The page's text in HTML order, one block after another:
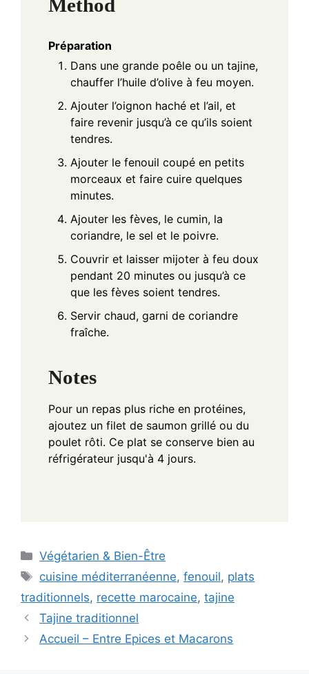
Method
Préparation
Dans une grande poêle ou un tajine,
chauffer l’huile d’olive à feu moyen.
Ajouter l’oignon haché et l’ail, et
faire revenir jusqu’à ce qu’ils soient
tendres.
Ajouter le fenouil coupé en petits
morceaux et faire cuire quelques
minutes.
Ajouter les fèves, le cumin, la
coriandre, le sel et le poivre.
Couvrir et laisser mijoter à feu doux
pendant 20 minutes ou jusqu’à ce
que les fèves soient tendres.
Servir chaud, garni de coriandre
fraîche.
Notes
Pour un repas plus riche en protéines,
ajoutez un filet de saumon grillé ou du
poulet rôti. Ce plat se conserve bien au
réfrigérateur jusqu'à 4 jours.
Categories
Végétarien & Bien-Être
Tags
cuisine méditerranéenne,fenouil, plats
traditionnels, recette marocaine, tajine
Tajine traditionnel
Accueil – Entre Epices et Macarons